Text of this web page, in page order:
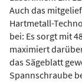
Auch das
Hartmetall-
bei: Es sorgt mit
maximiert
das Sägeblatt
Spannschraube